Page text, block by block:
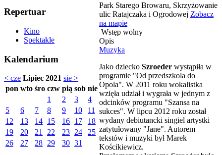
Repertuar
Kino
Spektakle
Kalendarium
< cze Lipiec 2021 sie >
pon wto śro czw pią sob nie
1
2 3
4
5
6 7 8 9 10
11
12
13 14 15 16 17
18
19
20 21 22 23 24
25
26
27 28 29 30 31
Park Starego Browaru, Skrzyżowanie
ulic Ratajczaka i Ogrodowej Zobacz
na mapie
Wstęp wolny
Opis
Muzyka
Jako dziecko Szroeder wystąpiła w
programie "Od przedszkola do
Opola". W 2011 roku wokalistka
wzięła udział i wygrała w jednym z
odcinków programu "Szansa na
sukces". W lipcu 2012 roku został
wydany debiutancki singiel artystki
zatytułowany "Jane". Autorem
tekstów i muzyki był Marek
Kościkiewicz.